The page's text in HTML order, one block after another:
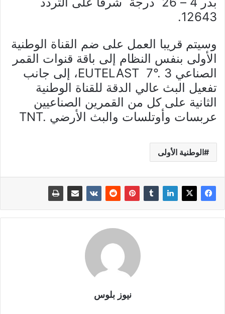
12643.
وسيتم قريبا العمل على ضم القناة الوطنية
الأولى بنفس النظام إلى باقة قنوات القمر
الصناعي EUTELAST 7°. 3، إلى جانب
تفعيل البث عالي الدقة للقناة الوطنية
الثانية على كل من القمرين الصناعيين
عربسات وأوتلسات والبث الأرضي TNT.
الوطنية الأولى
نيوز بلوس